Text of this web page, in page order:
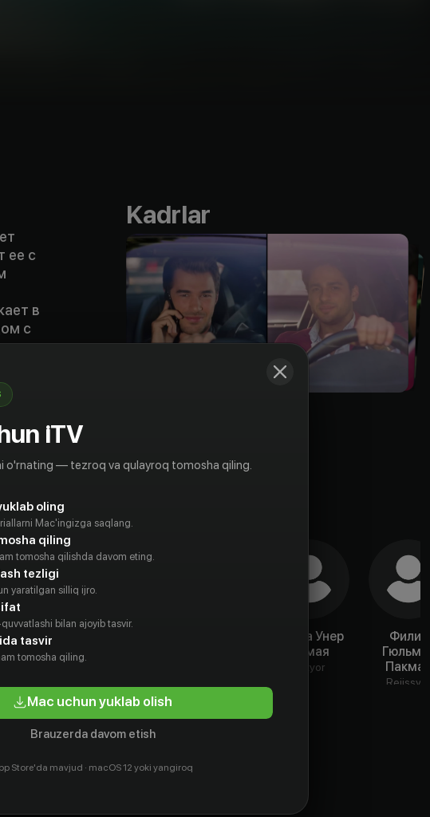
ее с
в
с
Kadrlar
Угур
Пебеклиоглу
Лейла Унер
Эрмая
Aktyor
Филиз
Rejissyor
iTV
o'rnating — tezroq va qulayroq tomosha qiling.
oling
Mac'ingizga saqlang.
qiling
tomosha qilishda davom eting.
tezligi
yaratilgan silliq ijro.
bilan ajoyib tasvir.
tasvir
tomosha qiling.
Mac uchun yuklab olish
Brauzerda davom etish
Store'da mavjud · macOS 12 yoki yangiroq